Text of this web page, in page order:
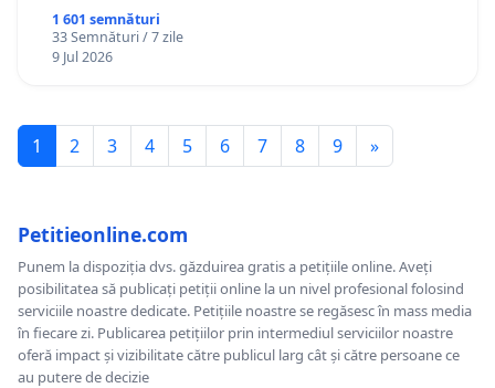
1 601 semnături
33 Semnături / 7 zile
9 Jul 2026
1 2 3 4 5 6 7 8 9 »
Petitieonline.com
Punem la dispoziția dvs. găzduirea gratis a petițiile online. Aveți
posibilitatea să publicați petiții online la un nivel profesional folosind
serviciile noastre dedicate. Petițiile noastre se regăsesc în mass media
în fiecare zi. Publicarea petițiilor prin intermediul serviciilor noastre
oferă impact și vizibilitate către publicul larg cât și către persoane ce
au putere de decizie